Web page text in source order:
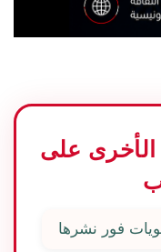
الأخرى على
فور نشرها